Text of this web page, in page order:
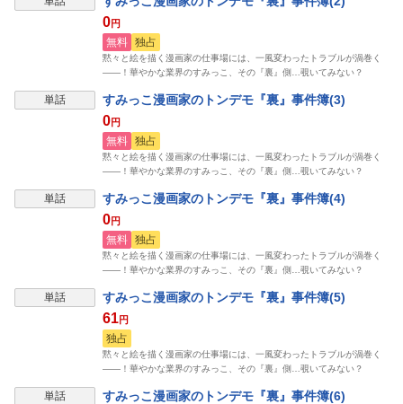
0円
無料 独占
黙々と絵を描く漫画家の仕事場には、一風変わったトラブルが渦巻く
――！華やかな業界のすみっこ、その『裏』側…覗いてみない？
単話 すみっこ漫画家のトンデモ『裏』事件簿(3)
0円
無料 独占
黙々と絵を描く漫画家の仕事場には、一風変わったトラブルが渦巻く
――！華やかな業界のすみっこ、その『裏』側…覗いてみない？
単話 すみっこ漫画家のトンデモ『裏』事件簿(4)
0円
無料 独占
黙々と絵を描く漫画家の仕事場には、一風変わったトラブルが渦巻く
――！華やかな業界のすみっこ、その『裏』側…覗いてみない？
単話 すみっこ漫画家のトンデモ『裏』事件簿(5)
61円
独占
黙々と絵を描く漫画家の仕事場には、一風変わったトラブルが渦巻く
――！華やかな業界のすみっこ、その『裏』側…覗いてみない？
単話 すみっこ漫画家のトンデモ『裏』事件簿(6)